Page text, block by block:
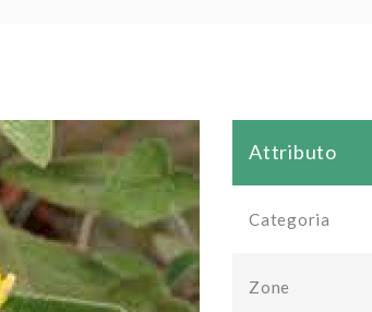
Attributo
Categoria
Zone